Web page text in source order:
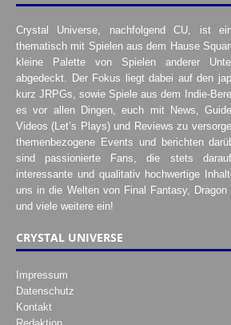
Crystal Universe, nachfolgend CU, ist
thematisch mit Spielen aus dem Hause
kleine Palette von Spielen anderer
abgedeckt. Der Fokus liegt dabei auf den
kurz JRPGs, sowie Spiele aus dem Indie-
es vor allen Dingen, euch mit News,
Videos (Let’s Plays) und Reviews zu
themenbezogene Events und berichten
sind passionierte Fans, die stets
interessante und qualitativ hochwertige
uns in die Welten von Final Fantasy,
und viele weitere ein!
CRYSTAL UNIVERSE
Impressum
Datenschutz
Kontakt